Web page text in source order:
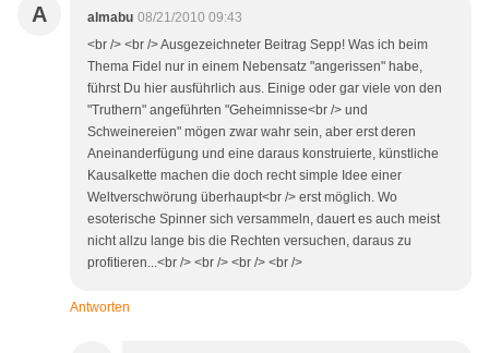
A almabu 08/21/2010 09:43
<br /> <br /> Ausgezeichneter Beitrag Sepp! Was ich beim
Thema Fidel nur in einem Nebensatz "angerissen" habe,
führst Du hier ausführlich aus. Einige oder gar viele von den
"Truthern" angeführten "Geheimnisse<br /> und
Schweinereien" mögen zwar wahr sein, aber erst deren
Aneinanderfügung und eine daraus konstruierte, künstliche
Kausalkette machen die doch recht simple Idee einer
Weltverschwörung überhaupt<br /> erst möglich. Wo
esoterische Spinner sich versammeln, dauert es auch meist
nicht allzu lange bis die Rechten versuchen, daraus zu
profitieren...<br /> <br /> <br /> <br />
Antworten